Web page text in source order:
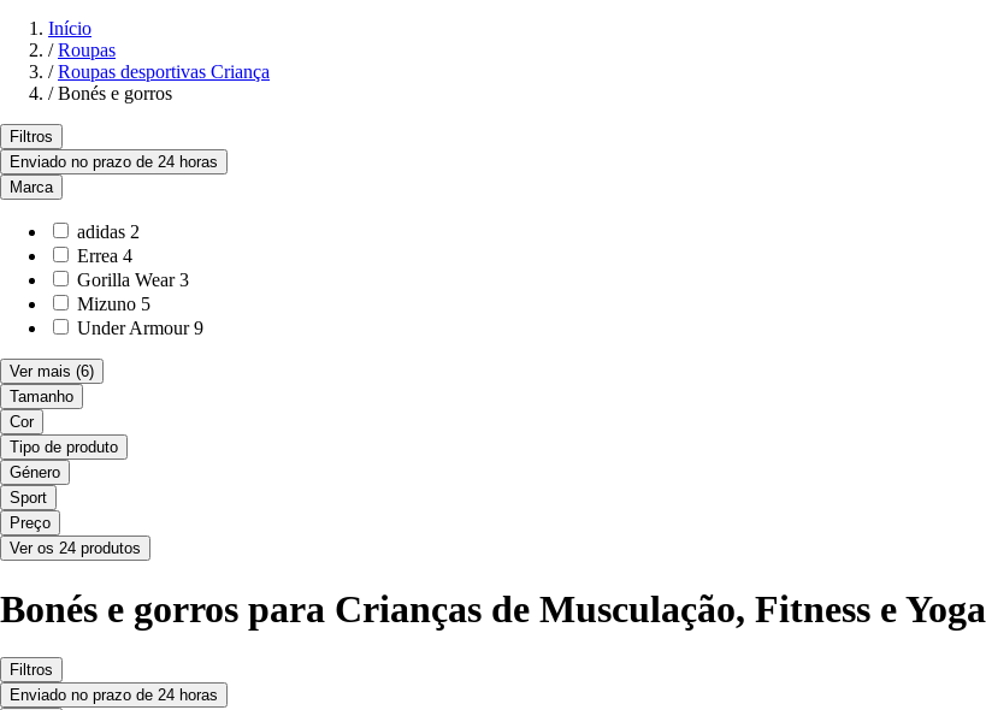
Início
/ Roupas
/ Roupas desportivas Criança
/ Bonés e gorros
Filtros
Enviado no prazo de 24 horas
Marca
adidas 2
Errea 4
Gorilla Wear 3
Mizuno 5
Under Armour 9
Ver mais (6)
Tamanho
Cor
Tipo de produto
Género
Sport
Preço
Ver os 24 produtos
Bonés e gorros para Crianças de Musculação, Fitness e Yoga
Filtros
Enviado no prazo de 24 horas